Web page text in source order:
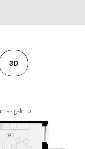
3D
galimo